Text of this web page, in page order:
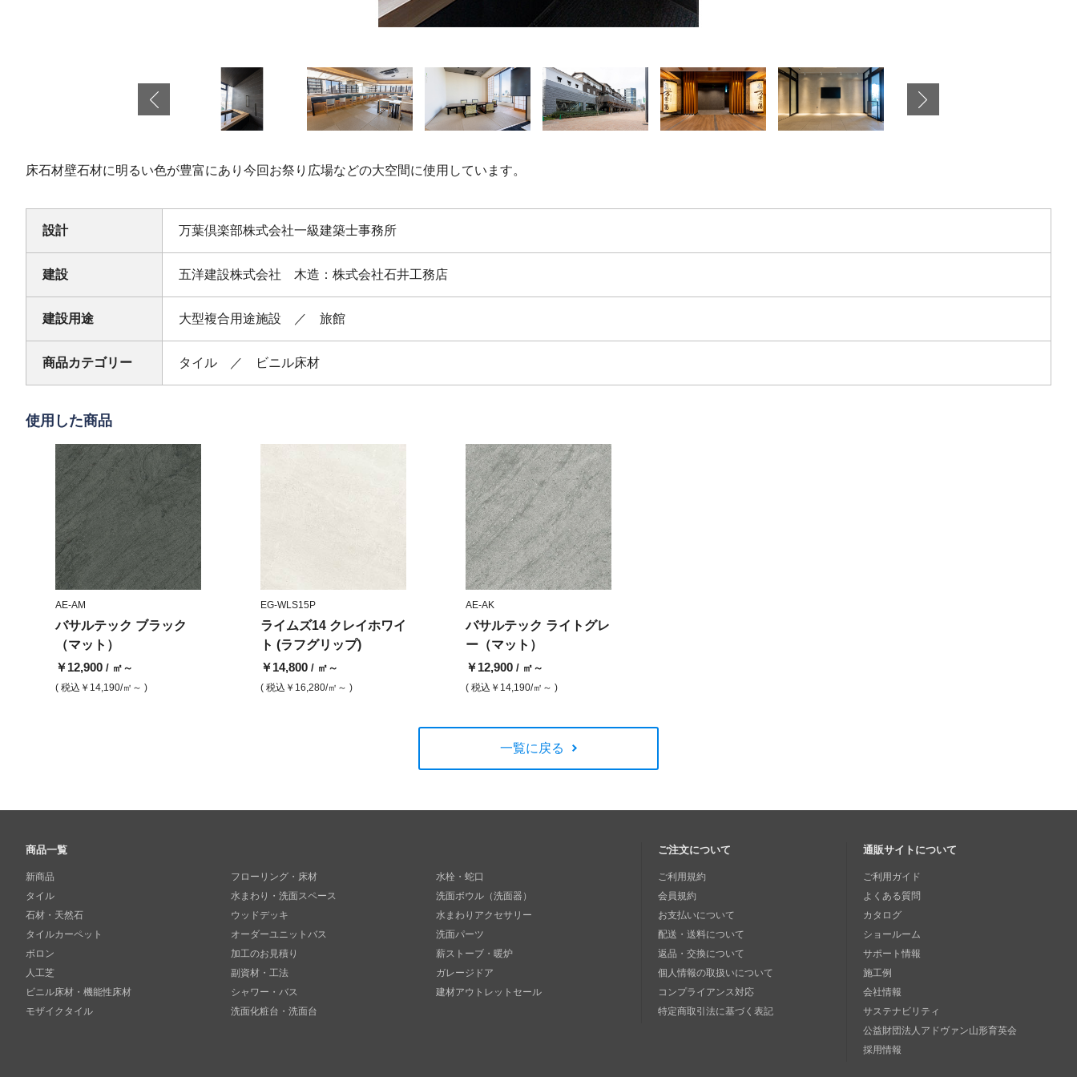
床石材壁石材に明るい色が豊富にあり今回お祭り広場などの大空間に使用しています。
設計 万葉倶楽部株式会社一級建築士事務所
建設 五洋建設株式会社 木造：株式会社石井工務店
建設用途 大型複合用途施設 ／ 旅館
商品カテゴリー タイル ／ ビニル床材
使用した商品
AE-AM
バサルテック ブラック
（マット）
￥12,900 / ㎡～
( 税込 ￥14,190/㎡～ )
EG-WLS15P
ライムズ14 クレイホワイ
ト (ラフグリップ)
￥14,800 / ㎡～
( 税込 ￥16,280/㎡～ )
AE-AK
バサルテック ライトグレ
ー（マット）
￥12,900 / ㎡～
( 税込 ￥14,190/㎡～ )
一覧に戻る
商品一覧
新商品
タイル
石材・天然石
タイルカーペット
ボロン
人工芝
ビニル床材・機能性床材
モザイクタイル
フローリング・床材
水まわり・洗面スペース
ウッドデッキ
オーダーユニットバス
加工のお見積り
副資材・工法
シャワー・バス
洗面化粧台・洗面台
水栓・蛇口
洗面ボウル（洗面器）
水まわりアクセサリー
洗面パーツ
薪ストーブ・暖炉
ガレージドア
建材アウトレットセール
ご注文について
ご利用規約
会員規約
お支払いについて
配送・送料について
返品・交換について
個人情報の取扱いについて
コンプライアンス対応
特定商取引法に基づく表記
通販サイトについて
ご利用ガイド
よくある質問
カタログ
ショールーム
サポート情報
施工例
会社情報
サステナビリティ
公益財団法人アドヴァン山形育英会
採用情報